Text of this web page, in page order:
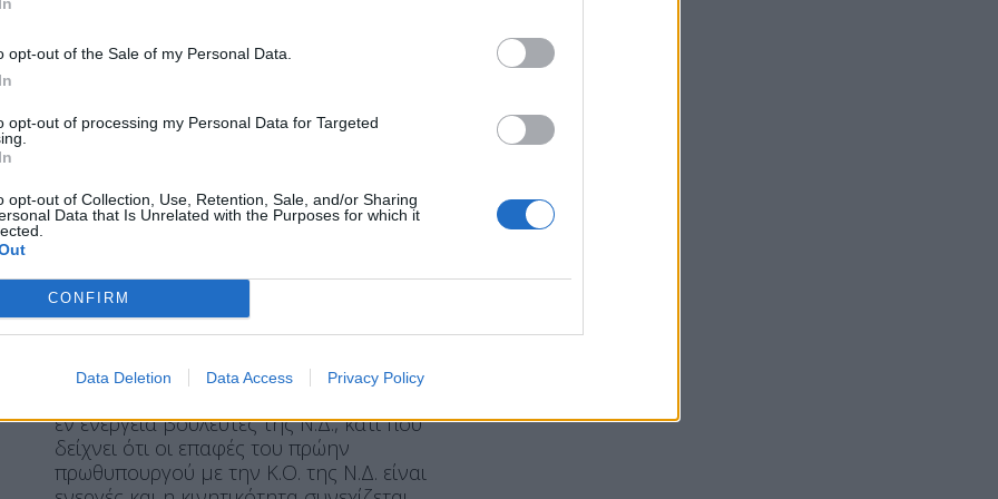
opt-out of the Sale of my Personal Data.
opt-out of processing my Personal Data for Targeted
opt-out of Collection, Use, Retention, Sale, and/or Sharing
Data that Is Unrelated with the Purposes for which it
CONFIRM
Data Deletion Data Access Privacy Policy
με τρεις (εν ενεργεία) βουλευτές
Η Συντακτική ομάδα του Libre
Αυτόπτες μάρτυρες μεταφέρουν ότι
εντόπισαν χθες το βράδυ τον Αντώνη
Σαμαρά σε γνωστό στέκι του Παγκρατίου
Αθανασίου, τον Θεόφιλο Λεονταρίδη και
εν ενεργεία βουλευτές της Ν.Δ., κάτι που
δείχνει ότι οι επαφές του πρώην
πρωθυπουργού με την Κ.Ο. της Ν.Δ. είναι